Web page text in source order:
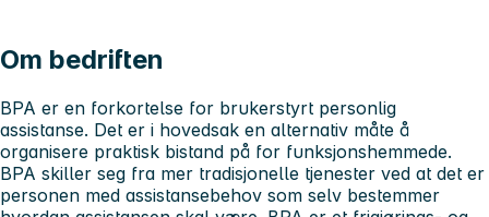
Om bedriften
BPA er en forkortelse for brukerstyrt personlig
assistanse. Det er i hovedsak en alternativ måte å
organisere praktisk bistand på for funksjonshemmede.
BPA skiller seg fra mer tradisjonelle tjenester ved at det er
personen med assistansebehov som selv bestemmer